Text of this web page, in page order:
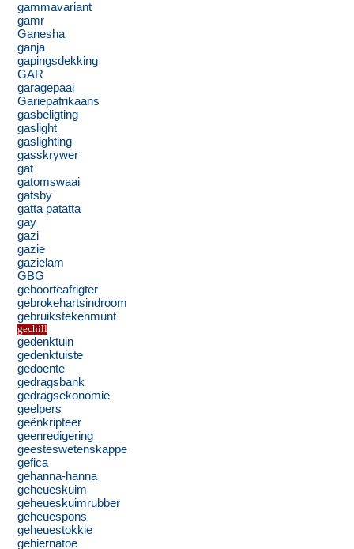
gammavariant
gamr
Ganesha
ganja
gapingsdekking
GAR
garagepaai
Gariepafrikaans
gasbeligting
gaslight
gaslighting
gasskrywer
gat
gatomswaai
gatsby
gatta patatta
gay
gazi
gazie
gazielam
GBG
geboorteafrigter
gebrokehartsindroom
gebruikstekenmunt
gechill
gedenktuin
gedenktuiste
gedoente
gedragsbank
gedragsekonomie
geelpers
geënkripteer
geenredigering
geesteswetenskappe
gefica
gehanna-hanna
geheueskuim
geheueskuimrubber
geheuespons
geheuestokkie
gehiernatoe